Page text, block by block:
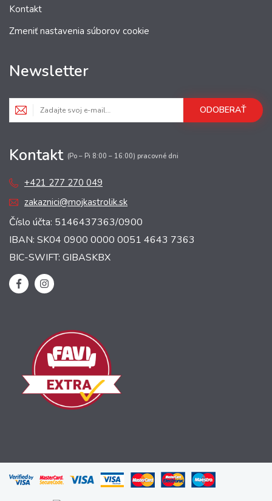
Kontakt
Zmeniť nastavenia súborov cookie
Newsletter
ODOBERAŤ
Kontakt (Po – Pi 8:00 – 16:00) pracovné dni
+421 277 270 049
zakaznici@mojkastrolik.sk
Číslo účta: 5146437363/0900
IBAN: SK04 0900 0000 0051 4643 7363
BIC-SWIFT: GIBASKBX